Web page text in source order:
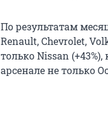
По результатам
Renault, Chevrolet,
только Nissan
арсенале не только